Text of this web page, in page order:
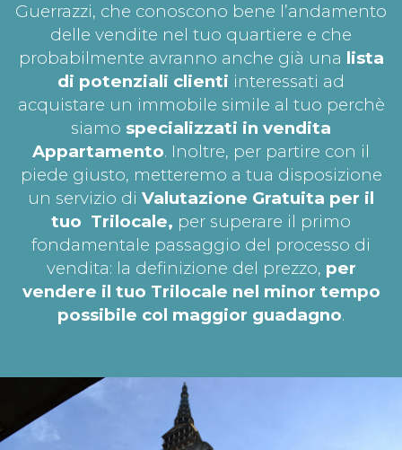
Guerrazzi, che conoscono bene l’andamento
delle vendite nel tuo quartiere e che
probabilmente avranno anche già una lista
di potenziali clienti interessati ad
acquistare un immobile simile al tuo perchè
siamo specializzati in vendita
Appartamento. Inoltre, per partire con il
piede giusto, metteremo a tua disposizione
un servizio di Valutazione Gratuita per il
tuo Trilocale, per superare il primo
fondamentale passaggio del processo di
vendita: la definizione del prezzo, per
vendere il tuo Trilocale nel minor tempo
possibile col maggior guadagno.